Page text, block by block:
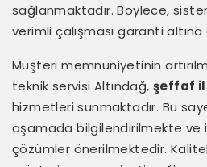
sağlanmaktadır. Böylece,
verimli çalışması garanti altına
Müşteri memnuniyetinin
teknik servisi Altındağ, şeffaf
hizmetleri sunmaktadır. Bu
aşamada bilgilendirilmekte ve
çözümler önerilmektedir.